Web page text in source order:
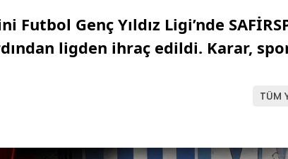
Futbol Genç Yıldız Ligi’nde
ligden ihraç edildi. Karar,
TÜM